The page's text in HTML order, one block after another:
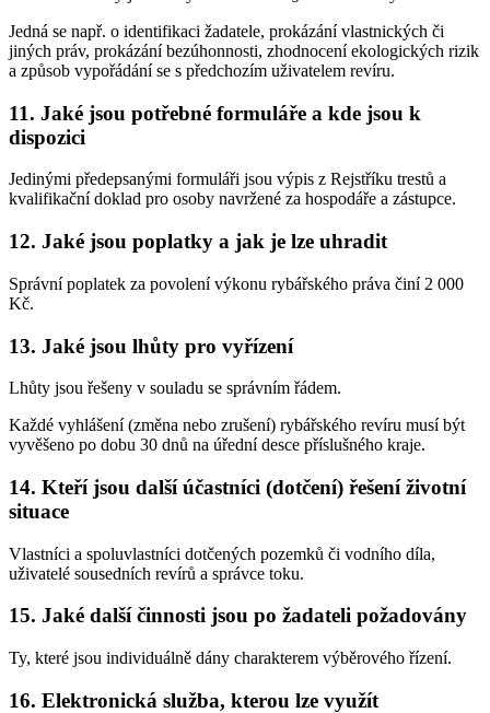
Jedná se např. o identifikaci žadatele, prokázání vlastnických či
jiných práv, prokázání bezúhonnosti, zhodnocení ekologických rizik
a způsob vypořádání se s předchozím uživatelem revíru.
11. Jaké jsou potřebné formuláře a kde jsou k
dispozici
Jedinými předepsanými formuláři jsou výpis z Rejstříku trestů a
kvalifikační doklad pro osoby navržené za hospodáře a zástupce.
12. Jaké jsou poplatky a jak je lze uhradit
Správní poplatek za povolení výkonu rybářského práva činí 2 000
Kč.
13. Jaké jsou lhůty pro vyřízení
Lhůty jsou řešeny v souladu se správním řádem.
Každé vyhlášení (změna nebo zrušení) rybářského revíru musí být
vyvěšeno po dobu 30 dnů na úřední desce příslušného kraje.
14. Kteří jsou další účastníci (dotčení) řešení životní
situace
Vlastníci a spoluvlastníci dotčených pozemků či vodního díla,
uživatelé sousedních revírů a správce toku.
15. Jaké další činnosti jsou po žadateli požadovány
Ty, které jsou individuálně dány charakterem výběrového řízení.
16. Elektronická služba, kterou lze využít